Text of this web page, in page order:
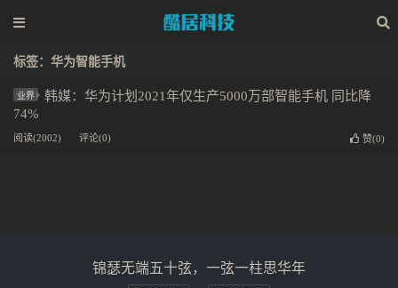
标签：华为智能手机
业界
韩媒：华为计划2021年仅生产5000万部智能手机 同比降
74%
阅读(2002) 评论(0) 赞(0)
锦瑟无端五十弦，一弦一柱思华年